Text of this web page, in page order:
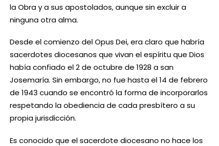
la Obra y a sus apostolados, aunque sin excluir a
ninguna otra alma.
Desde el comienzo del Opus Dei, era claro que habría
sacerdotes diocesanos que vivan el espíritu que Dios
había confiado el 2 de octubre de 1928 a san
Josemaría. Sin embargo, no fue hasta el 14 de febrero
de 1943 cuando se encontró la forma de incorporarlos
respetando la obediencia de cada presbítero a su
propia jurisdicción.
Es conocido que el sacerdote diocesano no hace los